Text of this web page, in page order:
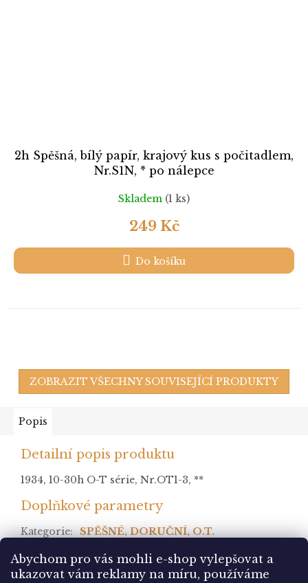
Abychom pro vás mohli e-shop vylepšovat a
ukazovat vám reklamy na míru, používáme
2h Spěšná, bílý papír, krajový kus s počitadlem,
Nr.S1N, * po nálepce
Skladem (1 ks)
249 Kč
Do košíku
ZOBRAZIT VŠECHNY SOUVISEJÍCÍ PRODUKTY
Popis
Detailní popis produktu
1934, 10-30h O-T série, Nr.OT1-3, **
Doplňkové parametry
Kategorie: SPĚŠNÉ, DORUČNÍ, O.T.